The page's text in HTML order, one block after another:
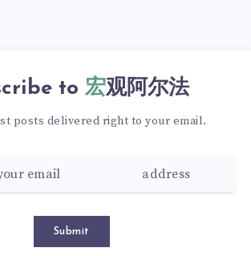
to 宏观阿尔法
posts delivered right to your email.
Submit